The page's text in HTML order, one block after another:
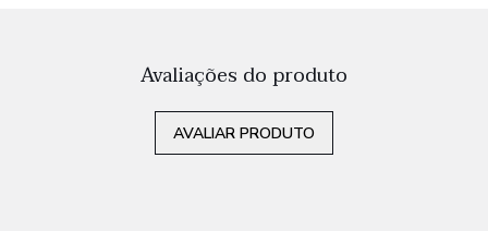
Avaliações do produto
AVALIAR PRODUTO